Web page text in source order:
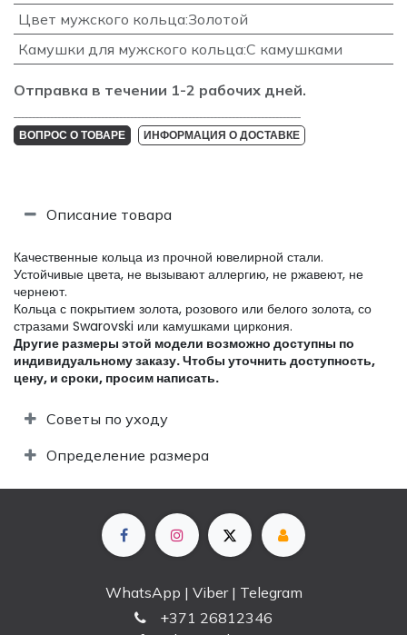
Цвет мужского кольца:Золотой
Камушки для мужского кольца:С камушками
Отправка в течении 1-2 рабочих дней.
ВОПРОС О ТОВАРЕ ИНФОРМАЦИЯ О ДОСТАВКЕ
Описание товара
Качественные кольца из прочной ювелирной стали.
Устойчивые цвета, не вызывают аллергию, не ржавеют, не
чернеют.
Кольца с покрытием золота, розового или белого золота, со
стразами Swarovski или камушками циркония.
Другие размеры этой модели возможно доступны по
индивидуальному заказу. Чтобы уточнить доступность,
цену, и сроки, просим написать.​
Советы по уходу
Определение размера
WhatsApp | Viber | Telegram
+371 26812346